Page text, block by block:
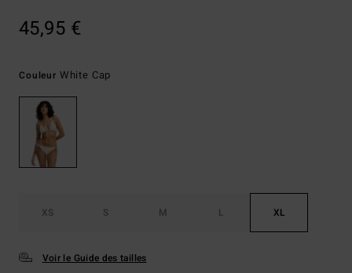
45,95 €
Couleur White Cap
XS S M L XL
Voir le Guide des tailles